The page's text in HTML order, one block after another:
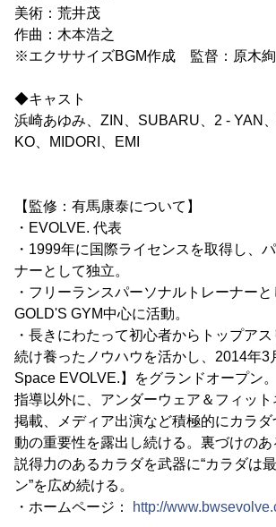
美術：荒井茂
作曲：木本浩之
※エクササイズBGM作成 監督：原木
◆キャスト
浜崎あゆみ、ZIN、SUBARU、2 - YAN
KO、MIDORI、EMI
【監修：有馬康泰について】
・EVOLVE. 代表
・1999年に国際ライセンスを取得し、
ナーとして独立。
・フリーランスパーソナルトレーナー
GOLD'S GYM中心に活動。
・長きにわたって初心者からトップア
続け養ったノウハウを活かし、2014年3
Space EVOLVE.】をグランドオープン。
指導以外に、アンダーウェア＆フィッ
掲載、メディア出演など積極的にカラ
動の重要性を露出し続ける。裏づけのあ
説得力のあるカラダを武器に“カラダは
ン”を広め続ける。
・ホームページ：
http://